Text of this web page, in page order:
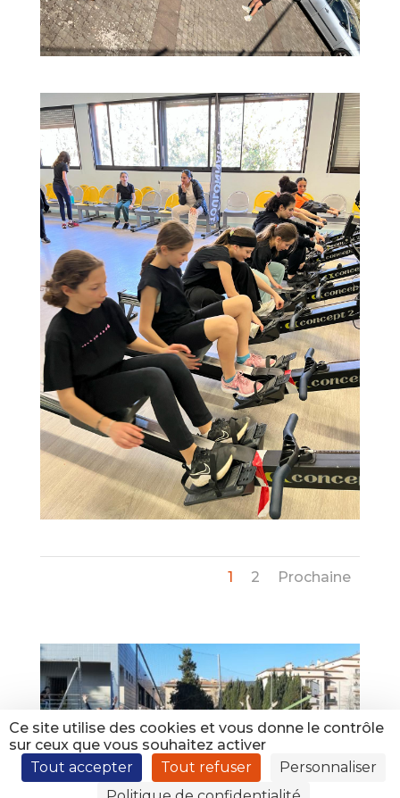
1 2 Prochaine
Ce site utilise des cookies et vous donne le contrôle
sur ceux que vous souhaitez activer
Tout accepter
Tout refuser
Personnaliser